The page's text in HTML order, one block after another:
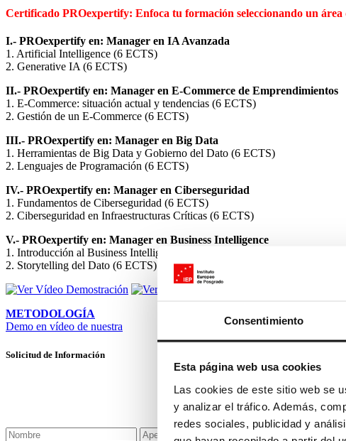
Consentimiento
Esta página web usa cookies
Las cookies de este sitio web se
y analizar el tráfico. Además,
redes sociales, publicidad y
Certificado PROexpertify: Enfoca tu formación seleccionando un
I.- PROexpertify en: Manager en IA Avanzada
1. Artificial Intelligence (6 ECTS)
2. Generative IA (6 ECTS)
II.- PROexpertify en: Manager en E-Commerce de Emprendimientos
1. E-Commerce: situación actual y tendencias (6 ECTS)
2. Gestión de un E-Commerce (6 ECTS)
III.- PROexpertify en: Manager en Big Data
1. Herramientas de Big Data y Gobierno del Dato (6 ECTS)
2. Lenguajes de Programación (6 ECTS)
IV.- PROexpertify en: Manager en Ciberseguridad
1. Fundamentos de Ciberseguridad (6 ECTS)
2. Ciberseguridad en Infraestructuras Críticas (6 ECTS)
V.- PROexpertify en: Manager en Business Intelligence
1. Introducción al Business Intelligence y Big Data (6 ECTS)
2. Storytelling del Dato (6 ECTS)
METODOLOGÍA
Demo en vídeo de nuestra
Solicitud de Información